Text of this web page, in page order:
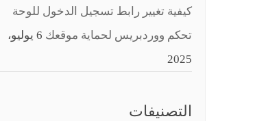
كيفية تغيير رابط تسجيل الدخول للوحة
تحكم ووردبريس لحماية موقعك
6 يوليو،
2025
التصنيفات